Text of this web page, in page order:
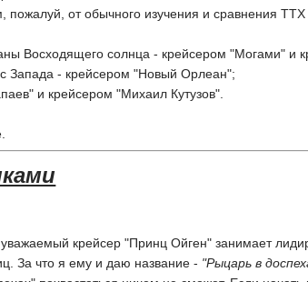
от обычного изучения и сравнения
Восходящего солнца - крейсером "Могами" и
Запада - крейсером "Новый Орлеан";
и крейсером "Михаил Кутузов".
крейсер "Принц Ойген" занимает
За что я ему и даю название - "Рыцарь в